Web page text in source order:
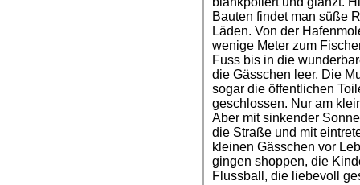
Bauten findet man süße
Läden. Von der
wenige Meter zum
Fuss bis in die
die Gässchen leer. Die
sogar die öffentlichen
geschlossen. Nur am
Aber mit sinkender
die Straße und mit
kleinen Gässchen vor
gingen shoppen, die
Flussball, die liebevoll